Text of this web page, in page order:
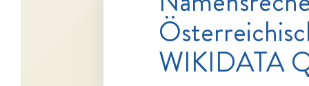
WIKIDATA